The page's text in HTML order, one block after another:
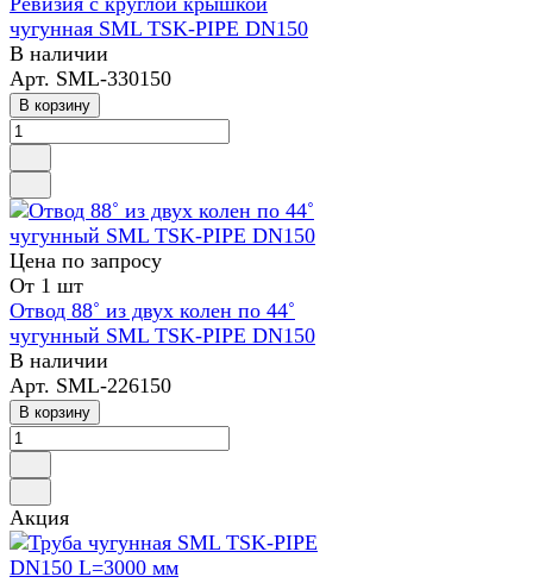
чугунная SML TSK-PIPE DN150
В наличии
Арт. SML-330150
В корзину
Цена по запросу
От 1 шт
Отвод 88˚ из двух колен по 44˚
чугунный SML TSK-PIPE DN150
В наличии
Арт. SML-226150
В корзину
Акция